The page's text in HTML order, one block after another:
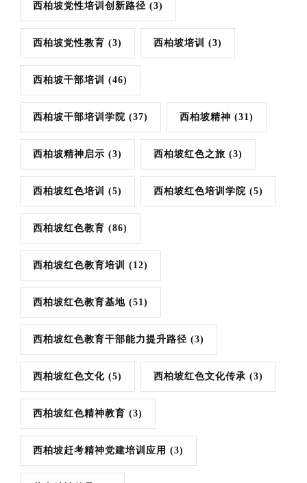
西柏坡党性培训创新路径 (3)
西柏坡党性教育 (3) 西柏坡培训 (3)
西柏坡干部培训 (46)
西柏坡干部培训学院 (37) 西柏坡精神 (31)
西柏坡精神启示 (3) 西柏坡红色之旅 (3)
西柏坡红色培训 (5) 西柏坡红色培训学院 (5)
西柏坡红色教育 (86)
西柏坡红色教育培训 (12)
西柏坡红色教育基地 (51)
西柏坡红色教育干部能力提升路径 (3)
西柏坡红色文化 (5) 西柏坡红色文化传承 (3)
西柏坡红色精神教育 (3)
西柏坡赶考精神党建培训应用 (3)